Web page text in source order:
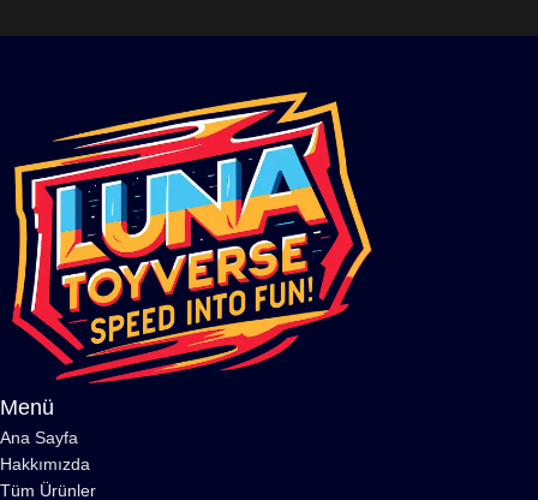
Menü
Ana Sayfa
Hakkımızda
Tüm Ürünler